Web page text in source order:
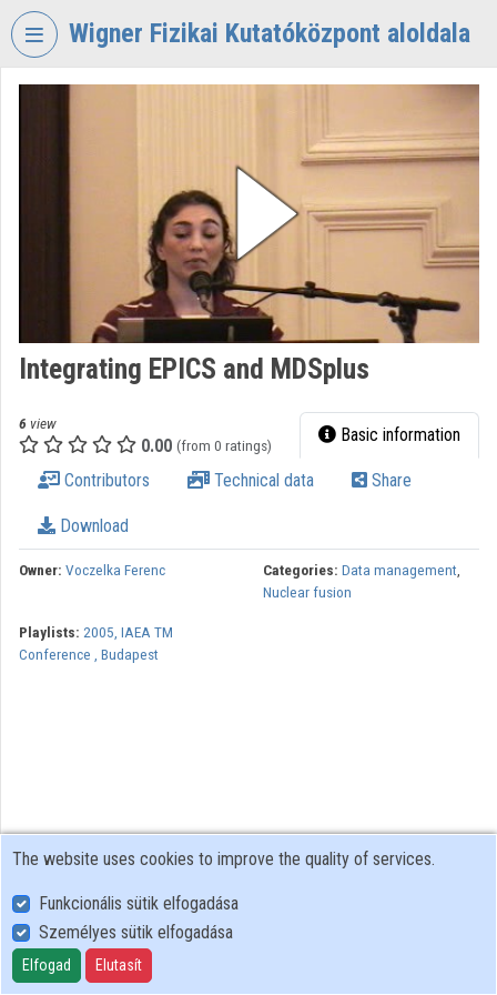
Skip header
Wigner Fizikai Kutatóközpont aloldala
Organization home
Organization playlists
Organizations
Integrating EPICS and MDSplus
6 view
0.00 (from 0 ratings) Basic information
Contributors Technical data Share
Download
Owner: Voczelka Ferenc Categories: Data management,
Nuclear fusion
Playlists: 2005, IAEA TM
Conference , Budapest
User Policy
Adatkezelési tájékoztató (en)
Cookie Policy
The website uses cookies to improve the quality of services.
Funkcionális sütik elfogadása
Személyes sütik elfogadása
Elfogad Elutasít